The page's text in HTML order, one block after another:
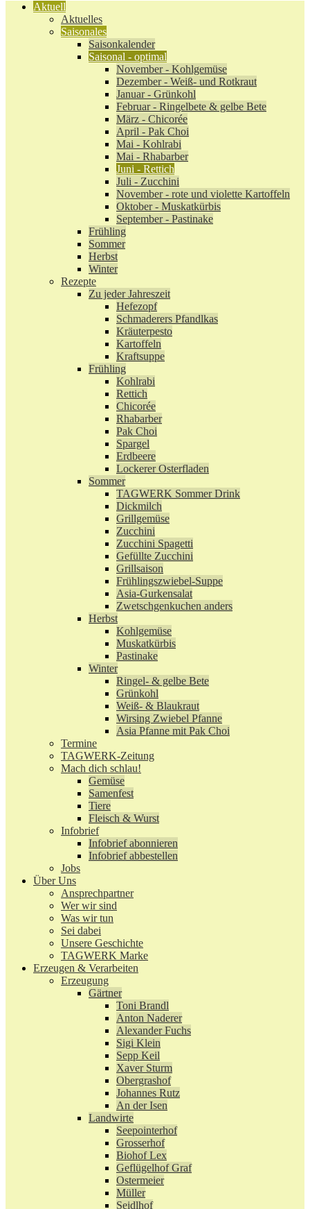
Aktuell
Aktuelles
Saisonales
Saisonkalender
Saisonal - optimal
November - Kohlgemüse
Dezember - Weiß- und Rotkraut
Januar - Grünkohl
Februar - Ringelbete & gelbe Bete
März - Chicorée
April - Pak Choi
Mai - Kohlrabi
Mai - Rhabarber
Juni - Rettich
Juli - Zucchini
November - rote und violette Kartoffeln
Oktober - Muskatkürbis
September - Pastinake
Frühling
Sommer
Herbst
Winter
Rezepte
Zu jeder Jahreszeit
Hefezopf
Schmaderers Pfandlkas
Kräuterpesto
Kartoffeln
Kraftsuppe
Frühling
Kohlrabi
Rettich
Chicorée
Rhabarber
Pak Choi
Spargel
Erdbeere
Lockerer Osterfladen
Sommer
TAGWERK Sommer Drink
Dickmilch
Grillgemüse
Zucchini
Zucchini Spagetti
Gefüllte Zucchini
Grillsaison
Frühlingszwiebel-Suppe
Asia-Gurkensalat
Zwetschgenkuchen anders
Herbst
Kohlgemüse
Muskatkürbis
Pastinake
Winter
Ringel- & gelbe Bete
Grünkohl
Weiß- & Blaukraut
Wirsing Zwiebel Pfanne
Asia Pfanne mit Pak Choi
Termine
TAGWERK-Zeitung
Mach dich schlau!
Gemüse
Samenfest
Tiere
Fleisch & Wurst
Infobrief
Infobrief abonnieren
Infobrief abbestellen
Jobs
Über Uns
Ansprechpartner
Wer wir sind
Was wir tun
Sei dabei
Unsere Geschichte
TAGWERK Marke
Erzeugen & Verarbeiten
Erzeugung
Gärtner
Toni Brandl
Anton Naderer
Alexander Fuchs
Sigi Klein
Sepp Keil
Xaver Sturm
Obergrashof
Johannes Rutz
An der Isen
Landwirte
Seepointerhof
Grosserhof
Biohof Lex
Geflügelhof Graf
Ostermeier
Müller
Seidlhof